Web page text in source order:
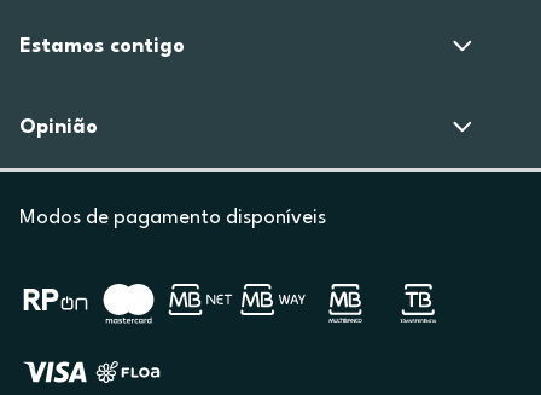
Estamos contigo
Opinião
Modos de pagamento disponíveis